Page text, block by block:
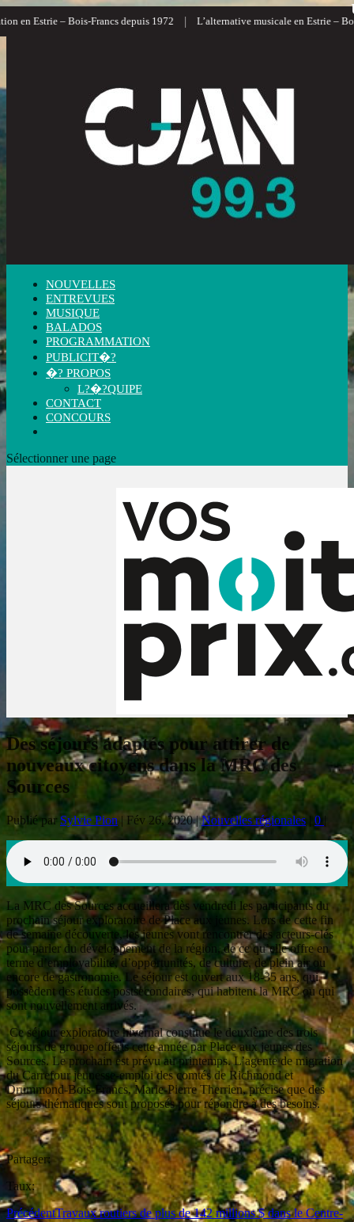
en Estrie – Bois-Francs depuis 1972 | L’alternative musicale en Estrie – Bois-
NOUVELLES
ENTREVUES
MUSIQUE
BALADOS
PROGRAMMATION
PUBLICIT�?
�? PROPOS
L?�?QUIPE
CONTACT
CONCOURS
Sélectionner une page
Des séjours adaptés pour attirer de
nouveaux citoyens dans la MRC des
Sources
Publié par Sylvie Pion| Fév 26, 2020|Nouvelles régionales 0 |
La MRC des Sources accueillera dès vendredi les participants du
prochain séjour exploratoire de Place aux jeunes. Lors de cette fin
de semaine découverte, les jeunes vont rencontrer des acteurs-clés
pour parler du développement de la région, de ce qu’elle offre en
terme d’employabilité, d’opportunités, de culture, de plein air ou
encore de gastronomie. Le séjour est ouvert aux 18-35 ans, qui
possèdent des études postsecondaires, qui habitent la MRC ou qui
sont nouvellement arrivés.
Ce séjour exploratoire hivernal constitue le deuxième des trois
séjours de groupe offerts cette année par Place aux jeunes des
Sources. Le prochain est prévu au printemps. L’agente de migration
du Carrefour jeunesse-emploi des comtés de Richmond et
Drummond-Bois-Francs, Marie-Pierre Therrien, précise que des
séjours thématiques sont proposés pour répondre à des besoins.
Partager:
Taux:
PrécédentTravaux routiers de plus de 142 millions $ dans le Centre-